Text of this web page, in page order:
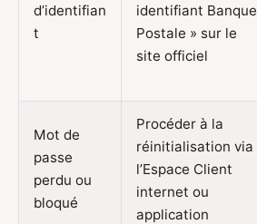
d’identifian
t
identifiant Banque
Postale » sur le
site officiel
Mot de
passe
perdu ou
bloqué
Procéder à la
réinitialisation via
l’Espace Client
internet ou
application